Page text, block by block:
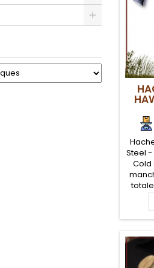
Steel -
Cold
lame
en
le